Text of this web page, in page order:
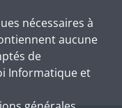
nécessaires à
aucune
de
Informatique et